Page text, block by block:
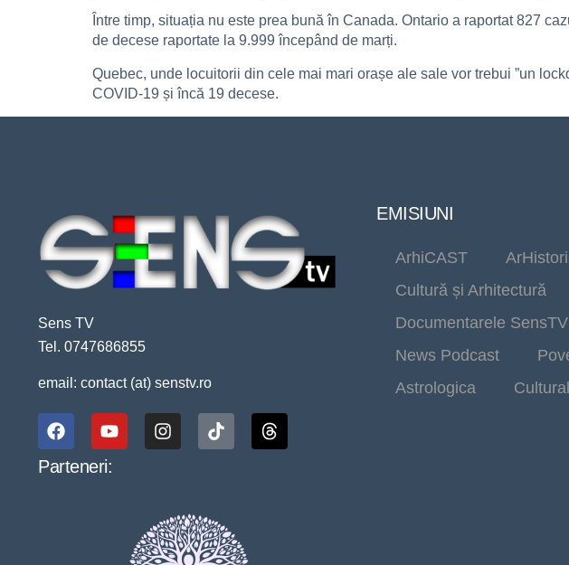
Între timp, situația nu este prea bună în Canada. Ontario a raportat 827
de decese raportate la 9.999 începând de marți.
Quebec, unde locuitorii din cele mai mari orașe ale sale vor trebui ”un
COVID-19 și încă 19 decese.
Sens TV
Tel. 0747686855
email: contact (at) senstv.ro
Parteneri:
EMISIUNI
ArhiCAST
Cultură și Arhitectură
Documentarele SensTV
News Podcast
Astrologica